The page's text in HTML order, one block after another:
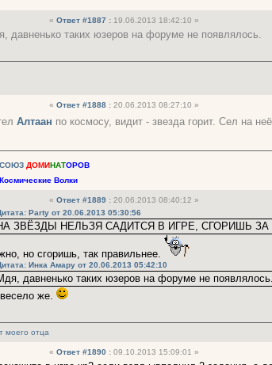
« Ответ #1887 : 19.06.2013 18:42:10 »
давненько таких юзеров на форуме не появлялось.
« Ответ #1888 : 20.06.2013 08:27:10 »
Алтаaн по космосу, видит - звезда горит. Сел на
СОЮЗ ДОМИ НАТОРОВ
Космические Волки
« Ответ #1889 : 20.06.2013 08:40:12 »
Party от 20.06.2013 05:30:56
ЗВЁЗДЫ НЕЛЬЗЯ САДИТСЯ В ИГРЕ, СГОРИШЬ ЗА
но сгоришь, так правильнее.
Инка Амару от 20.06.2013 05:42:10
давненько таких юзеров на форуме не появлялось.
же.
моего отца
« Ответ #1890 : 09.10.2013 15:09:01 »